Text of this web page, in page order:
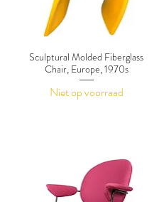
Sculptural Molded Fiberglass
Chair, Europe, 1970s
Niet op voorraad